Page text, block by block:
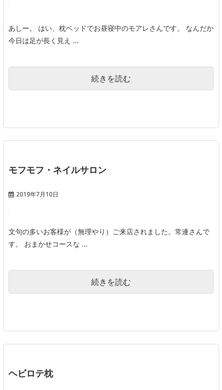
あしー。 はい、枕ベッドでお昼寝中のモアレさんです。 なんだか
今日は足が長く見え ...
続きを読む
モフモフ・ネイルサロン
2019年7月10日
文句の多いお客様が（無理やり）ご来店されました。常連さんで
す。 おまかせコースな ...
続きを読む
ヘビロテ枕